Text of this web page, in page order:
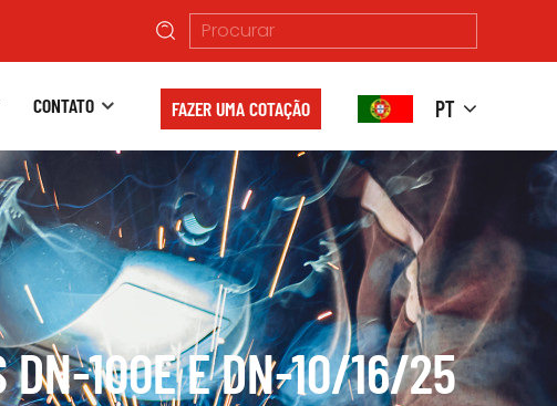
CONTATO FAZER UMA COTAÇÃO PT
DN-100E E DN-10/16/25